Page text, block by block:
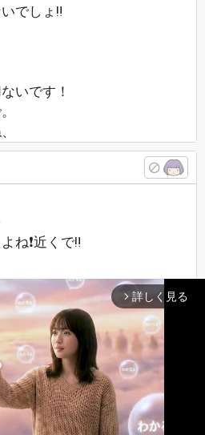
上へ 下へ
でしょ‼️
いです！
ね❗近くで‼️
！
いのか
ーツなんか着て
てませんよ、
arrow_forward_ios 詳しく見る